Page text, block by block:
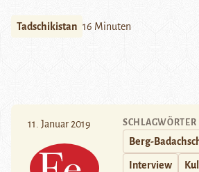
Tadschikistan 16 Minuten
11. Januar 2019 SCHLAGWÖRTER
Berg-
Interview